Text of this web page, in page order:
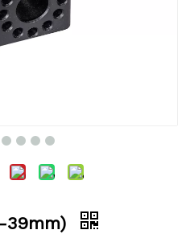
39mm)